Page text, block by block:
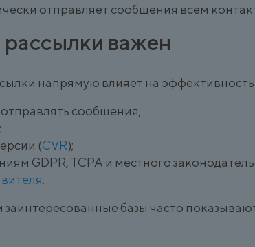
отправляет сообщения всем
важен
напрямую влияет на
сообщения;
(CVR);
GDPR, TCPA и местного
.
базы часто